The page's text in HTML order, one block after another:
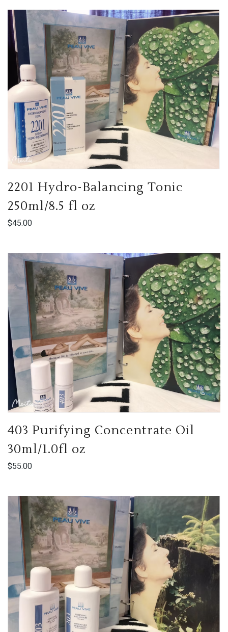
2201 Hydro-Balancing Tonic
250ml/8.5 fl oz
$45.00
403 Purifying Concentrate Oil
30ml/1.0fl oz
$55.00